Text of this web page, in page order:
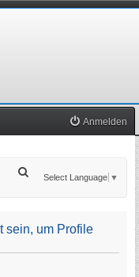
Anmelden
Select Language ▼
sein, um Profile